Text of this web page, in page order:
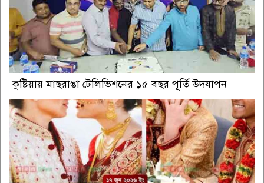
কুষ্টিয়ায় মাছরাঙা টেলিভিশনের ১৫ বছর পূর্তি উদযাপন